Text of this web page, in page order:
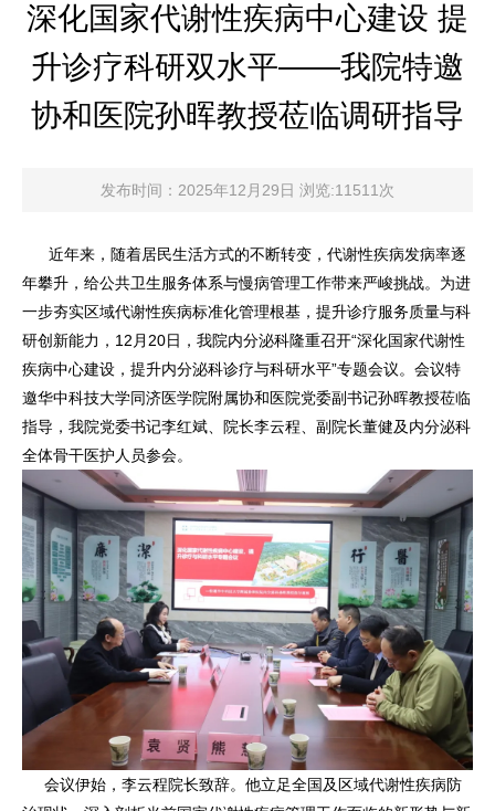
深化国家代谢性疾病中心建设 提
升诊疗科研双水平——我院特邀
协和医院孙晖教授莅临调研指导
发布时间：2025年12月29日 浏览:11511次
近年来，随着居民生活方式的不断转变，代谢性疾病发病率逐
年攀升，给公共卫生服务体系与慢病管理工作带来严峻挑战。为进
一步夯实区域代谢性疾病标准化管理根基，提升诊疗服务质量与科
研创新能力，12月20日，我院内分泌科隆重召开“深化国家代谢性
疾病中心建设，提升内分泌科诊疗与科研水平”专题会议。会议特
邀华中科技大学同济医学院附属协和医院党委副书记孙晖教授莅临
指导，我院党委书记李红斌、院长李云程、副院长董健及内分泌科
全体骨干医护人员参会。
会议伊始，李云程院长致辞。他立足全国及区域代谢性疾病防